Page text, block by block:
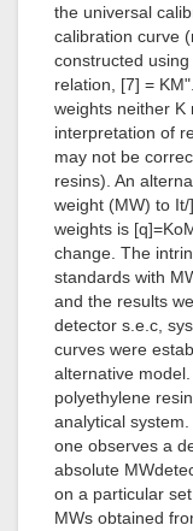
the universal
calibration curve
constructed
relation, [7] =
weights neither K
interpretation of
may not be
resins). An
weight (MW) to
weights is
change. The
standards with
and the results
detector s.e.c,
curves were
alternative
polyethylene
analytical
one observes a
absolute
on a particular
MWs obtained